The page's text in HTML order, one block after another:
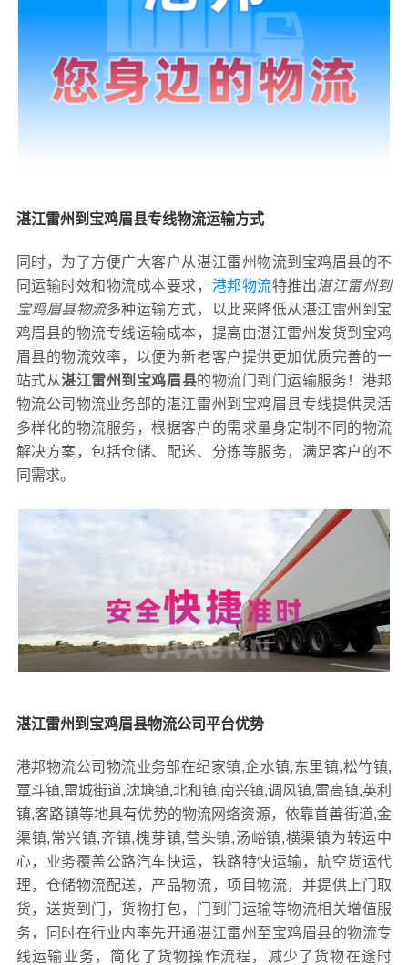
湛江雷州到宝鸡眉县专线物流运输方式
同时，为了方便广大客户从湛江雷州物流到宝鸡眉县的不
同运输时效和物流成本要求， 港邦物流特推出湛江雷州到
宝鸡眉县物流多种运输方式，以此来降低从湛江雷州到宝
鸡眉县的物流专线运输成本，提高由湛江雷州发货到宝鸡
眉县的物流效率，以便为新老客户提供更加优质完善的一
站式从湛江雷州到宝鸡眉县的物流门到门运输服务！港邦
物流公司物流业务部的湛江雷州到宝鸡眉县专线提供灵活
多样化的物流服务，根据客户的需求量身定制不同的物流
解决方案，包括仓储、配送、分拣等服务，满足客户的不
同需求。
湛江雷州到宝鸡眉县物流公司平台优势
港邦物流公司物流业务部在纪家镇,企水镇,东里镇,松竹镇,
覃斗镇,雷城街道,沈塘镇,北和镇,南兴镇,调风镇,雷高镇,英利
镇,客路镇等地具有优势的物流网络资源，依靠首善街道,金
渠镇,常兴镇,齐镇,槐芽镇,营头镇,汤峪镇,横渠镇为转运中
心，业务覆盖公路汽车快运，铁路特快运输，航空货运代
理，仓储物流配送，产品物流，项目物流，并提供上门取
货，送货到门，货物打包，门到门运输等物流相关增值服
务，同时在行业内率先开通湛江雷州至宝鸡眉县的物流专
线运输业务，简化了货物操作流程，减少了货物在途时